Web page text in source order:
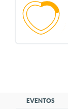
EVENTOS